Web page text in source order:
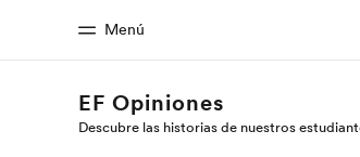
Menú
Inicio
EF Opiniones
Descubre las historias de nuestros